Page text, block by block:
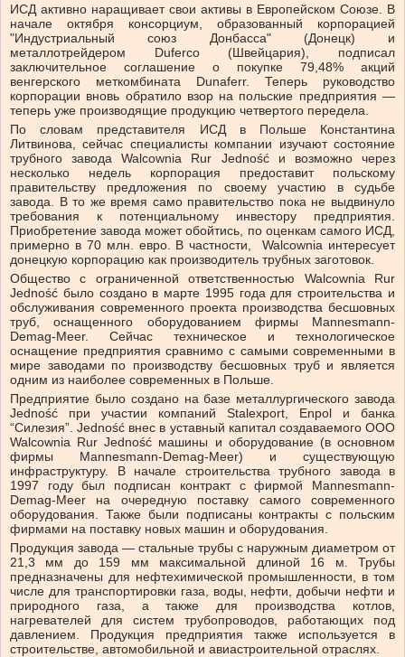
ИСД активно наращивает свои активы в Европейском Союзе. В
начале октября консорциум, образованный корпорацией
"Индустриальный союз Донбасса" (Донецк) и
металлотрейдером Duferco (Швейцария), подписал
заключительное соглашение о покупке 79,48% акций
венгерского меткомбината Dunaferr. Теперь руководство
корпорации вновь обратило взор на польские предприятия —
теперь уже производящие продукцию четвертого передела.
По словам представителя ИСД в Польше Константина
Литвинова, сейчас специалисты компании изучают состояние
трубного завода Walcownia Rur Jedność и возможно через
несколько недель корпорация предоставит польскому
правительству предложения по своему участию в судьбе
завода. В то же время само правительство пока не выдвинуло
требования к потенциальному инвестору предприятия.
Приобретение завода может обойтись, по оценкам самого ИСД,
примерно в 70 млн. евро. В частности, Walcownia интересует
донецкую корпорацию как производитель трубных заготовок.
Общество с ограниченной ответственностью Walcownia Rur
Jedność было создано в марте 1995 года для строительства и
обслуживания современного проекта производства бесшовных
труб, оснащенного оборудованием фирмы Mannesmann-
Demag-Meer. Сейчас техническое и технологическое
оснащение предприятия сравнимо с самыми современными в
мире заводами по производству бесшовных труб и является
одним из наиболее современных в Польше.
Предприятие было создано на базе металлургического завода
Jedność при участии компаний Stalexport, Enpol и банка
“Силезия”. Jedność внес в уставный капитал создаваемого ООО
Walcownia Rur Jedność машины и оборудование (в основном
фирмы Mannesmann-Demag-Meer) и существующую
инфраструктуру. В начале строительства трубного завода в
1997 году был подписан контракт с фирмой Mannesmann-
Demag-Meer на очередную поставку самого современного
оборудования. Также были подписаны контракты с польским
фирмами на поставку новых машин и оборудования.
Продукция завода — стальные трубы с наружным диаметром от
21,3 мм до 159 мм максимальной длиной 16 м. Трубы
предназначены для нефтехимической промышленности, в том
числе для транспортировки газа, воды, нефти, добычи нефти и
природного газа, а также для производства котлов,
нагревателей для систем трубопроводов, работающих под
давлением. Продукция предприятия также используется в
строительстве, автомобильной и авиастроительной отраслях.